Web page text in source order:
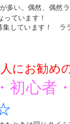
が多い。偶然、偶然
っています！
集しています！ ラ
にお勧め
初心者